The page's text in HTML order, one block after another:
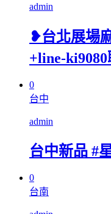
admin
❥台北展場
+line-
0
台中
admin
台中新品 #
0
台南